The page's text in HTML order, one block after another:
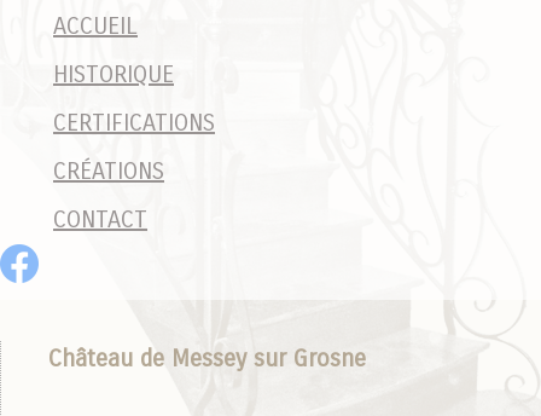
ACCUEIL
HISTORIQUE
CERTIFICATIONS
CRÉATIONS
CONTACT
Château de Messey sur Grosne